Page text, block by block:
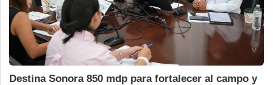
Destina Sonora 850 mdp para fortalecer al campo y